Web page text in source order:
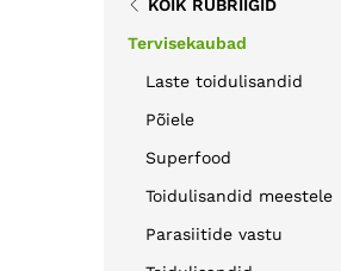
KÕIK RUBRIIGID
Tervisekaubad
Laste toidulisandid
Põiele
Superfood
Toidulisandid meestele
Parasiitide vastu